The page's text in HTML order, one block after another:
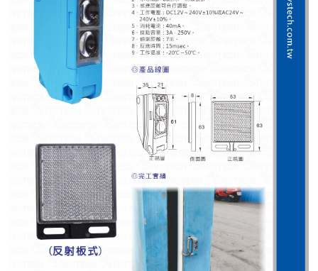
人員通關管制機系列
停車場周邊系列
車輪檔防撞條系列
電動遮陽簾系列
監控系統系列
影視對講整合系統系列
數位看板系列